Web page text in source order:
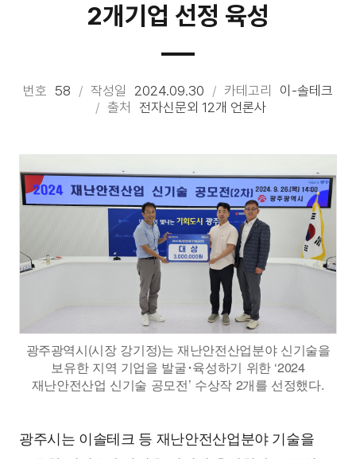
2개기업 선정 육성
번호 58 작성일 2024.09.30 카테고리
이-솔테크
출처
전자신문외 12개 언론사
광주광역시(시장 강기정)는 재난안전산업분야 신기술을
보유한 지역 기업을 발굴･육성하기 위한 ‘2024
재난안전산업 신기술 공모전’ 수상작 2개를 선정했다.
광주시는 이솔테크 등 재난안전산업분야 기술을